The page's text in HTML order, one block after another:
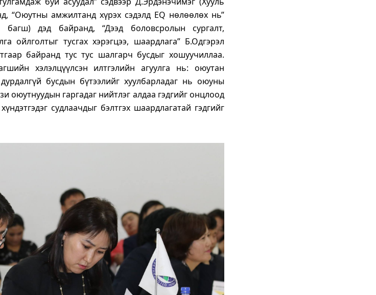
“Оюутны амжилтанд хүрэх сэдэлд EQ нөлөөлөх нь”
багш) дэд байранд, “Дээд боловсролын сургалт,
ойлголтыг тусгах хэрэгцээ, шаардлага” Б.Одгэрэл
байранд тус тус шалгарч бусдыг хошуучиллаа.
хэлэлцүүлсэн илтгэлийн агуулга нь: оюутан
бусдын бүтээлийг хуулбарладаг нь оюуны
оюутнуудын гаргадаг нийтлэг алдаа гэдгийг онцлоод
судлаачдыг бэлтгэх шаардлагатай гэдгийг